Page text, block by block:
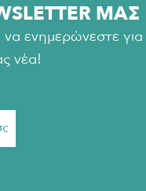
ΜΑΣ
ενημερώνεστε για
νέα!